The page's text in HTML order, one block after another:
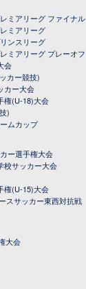
ミアリーグ ファイナル
ミアリーグ
ンスリーグ
ミアリーグ プレーオフ
会
カー競技)
カー大会
権(U-18)大会
)
ムカップ
ー選手権大会
校サッカー大会
権(U-15)大会
スサッカー東西対抗戦
大会